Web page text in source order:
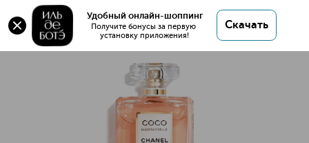
Удобный онлайн-шоппинг
Получите бонусы за первую
установку приложения!
Скачать
COCO MADEMOISELLE Интенсивная парфюмерная вода